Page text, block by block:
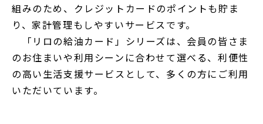
組みのため、クレジットカードのポイントも貯ま
り、家計管理もしやすいサービスです。
「リロの給油カード」シリーズは、会員の皆さま
のお住まいや利用シーンに合わせて選べる、利便性
の高い生活支援サービスとして、多くの方にご利用
いただいています。